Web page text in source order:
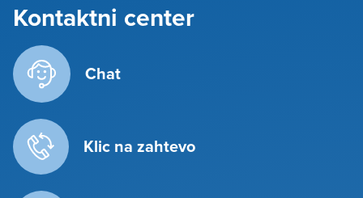
Kontaktni center
Chat
Klic na zahtevo